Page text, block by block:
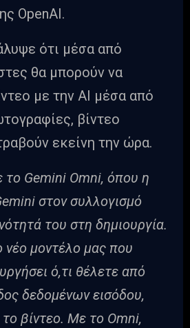
OpenAI.
ότι μέσα από
θα μπορούν να
με την AI μέσα από
βίντεο
εκείνη την ώρα.
το Gemini Omni, όπου η
στον συλλογισμό
του στη δημιουργία.
νέο μοντέλο μας που
ό,τι θέλετε από
δεδομένων εισόδου,
βίντεο. Με το Omni,